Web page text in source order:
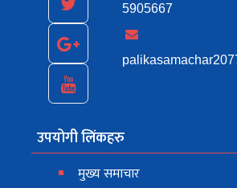
5905667
उपयोगी लिंकहरु
मुख्य समाचार